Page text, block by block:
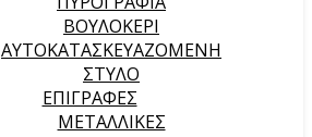
ΒΟΥΛΟΚΕΡΙ
ΑΥΤΟΚΑΤΑΣΚΕΥΑΖΟΜΕΝΗ
ΣΤΥΛΟ
ΕΠΙΓΡΑΦΕΣ
ΜΕΤΑΛΛΙΚΕΣ